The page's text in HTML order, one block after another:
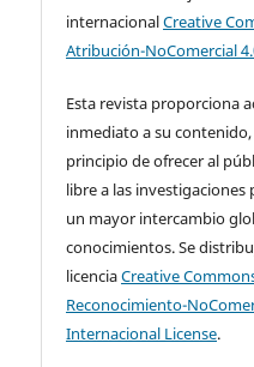
internacionalCreative
Atribución-NoComercial
Esta revista proporciona
inmediato a su contenido,
principio de ofrecer al
libre a las
un mayor intercambio
conocimientos. Se
licenciaCreative
Reconocimiento-
Internacional License.